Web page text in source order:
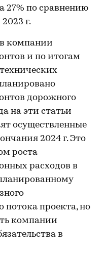
27% по сравнению
г.
компании
и по итогам
дорожного
на эти статьи
осуществленные
2024 г. Это
роста
расходов в
потока проекта, но
компании
в